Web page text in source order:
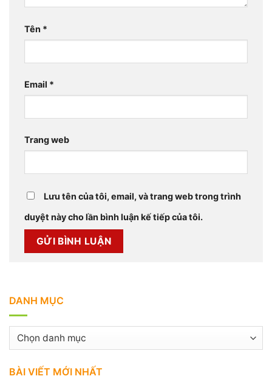
Tên *
Email *
Trang web
Lưu tên của tôi, email, và trang web trong trình
duyệt này cho lần bình luận kế tiếp của tôi.
DANH MỤC
Danh
BÀI VIẾT MỚI NHẤT